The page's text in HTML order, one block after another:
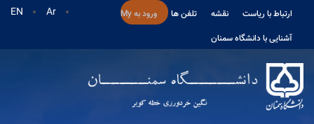
ارتباط با ریاست نقشه تلفن ها
ورود به My
آشنایی با دانشگاه سمنان
EN Ar